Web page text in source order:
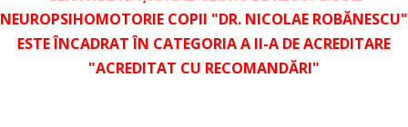
NEUROPSIHOMOTORIE COPII "DR. NICOLAE ROBĂNESCU"
ESTE ÎNCADRAT ÎN CATEGORIA A II-A DE ACREDITARE
"ACREDITAT CU RECOMANDĂRI"